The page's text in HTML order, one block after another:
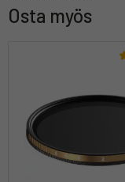
Osta myös